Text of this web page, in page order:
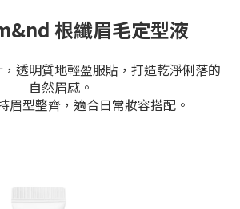
根纖眉毛定型液
透明質地輕盈服貼，打造乾淨俐落的
自然眉感。
眉型整齊，適合日常妝容搭配。